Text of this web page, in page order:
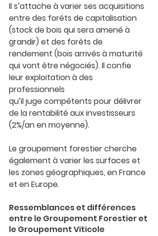
Il s’attache à varier ses acquisitions
entre des forêts de capitalisation
(stock de bois qui sera amené à
grandir) et des forêts de
rendement (bois arrivés à maturité
qui vont être négociés). Il confie
leur exploitation à des
professionnels
qu’il juge compétents pour délivrer
de la rentabilité aux investisseurs
(2%/an en moyenne).
Le groupement forestier cherche
également à varier les surfaces et
les zones géographiques, en France
et en Europe.
Ressemblances et différences
entre le Groupement Forestier et
le Groupement Viticole